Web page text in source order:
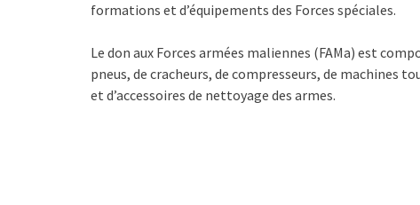
formations et d’équipements des Forces spéciales.
Le don aux Forces armées maliennes (FAMa) est
pneus, de cracheurs, de compresseurs, de machines
et d’accessoires de nettoyage des armes.